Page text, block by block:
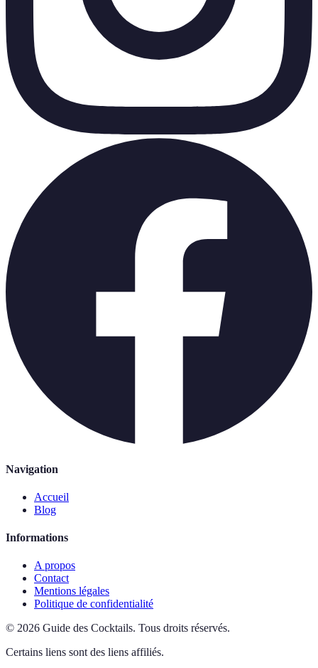
Navigation
Accueil
Blog
Informations
A propos
Contact
Mentions légales
Politique de confidentialité
© 2026 Guide des Cocktails. Tous droits réservés.
Certains liens sont des liens affiliés.